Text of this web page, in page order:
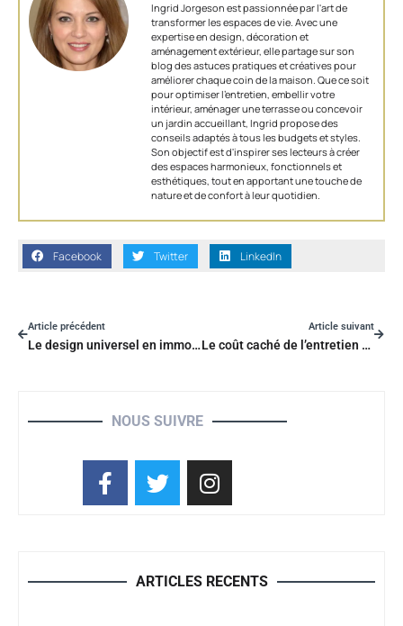
Ingrid Jorgeson est passionnée par l'art de
transformer les espaces de vie. Avec une
expertise en design, décoration et
aménagement extérieur, elle partage sur son
blog des astuces pratiques et créatives pour
améliorer chaque coin de la maison. Que ce soit
pour optimiser l’entretien, embellir votre
intérieur, aménager une terrasse ou concevoir
un jardin accueillant, Ingrid propose des
conseils adaptés à tous les budgets et styles.
Son objectif est d'inspirer ses lecteurs à créer
des espaces harmonieux, fonctionnels et
esthétiques, tout en apportant une touche de
nature et de confort à leur quotidien.
Facebook Twitter LinkedIn
Article précédent
Le design universel en immobilier : une clé pour vendre avec succès
Article suivant
Le coût caché de l’entretien de votre maison : l’élagage d’un arbre
NOUS SUIVRE
ARTICLES RECENTS